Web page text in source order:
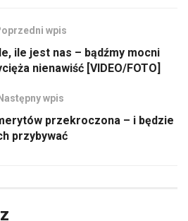
wpis
ile jest nas – bądźmy mocni
nienawiść [VIDEO/FOTO]
Następny wpis
przekroczona – i będzie
przybywać